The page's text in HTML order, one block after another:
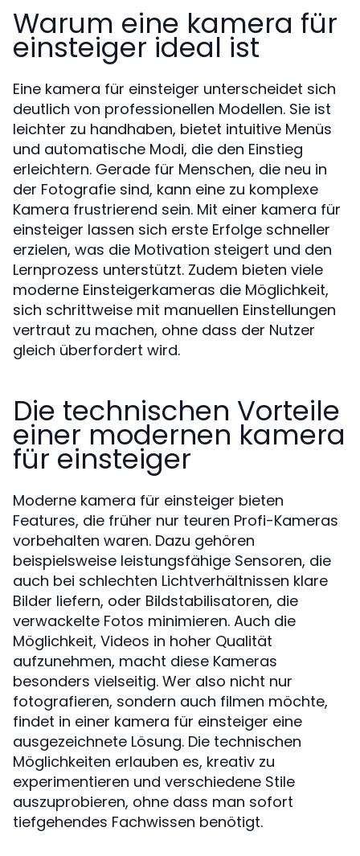
Warum eine kamera für
einsteiger ideal ist
Eine kamera für einsteiger unterscheidet sich
deutlich von professionellen Modellen. Sie ist
leichter zu handhaben, bietet intuitive Menüs
und automatische Modi, die den Einstieg
erleichtern. Gerade für Menschen, die neu in
der Fotografie sind, kann eine zu komplexe
Kamera frustrierend sein. Mit einer kamera für
einsteiger lassen sich erste Erfolge schneller
erzielen, was die Motivation steigert und den
Lernprozess unterstützt. Zudem bieten viele
moderne Einsteigerkameras die Möglichkeit,
sich schrittweise mit manuellen Einstellungen
vertraut zu machen, ohne dass der Nutzer
gleich überfordert wird.
Die technischen Vorteile
einer modernen kamera
für einsteiger
Moderne kamera für einsteiger bieten
Features, die früher nur teuren Profi-Kameras
vorbehalten waren. Dazu gehören
beispielsweise leistungsfähige Sensoren, die
auch bei schlechten Lichtverhältnissen klare
Bilder liefern, oder Bildstabilisatoren, die
verwackelte Fotos minimieren. Auch die
Möglichkeit, Videos in hoher Qualität
aufzunehmen, macht diese Kameras
besonders vielseitig. Wer also nicht nur
fotografieren, sondern auch filmen möchte,
findet in einer kamera für einsteiger eine
ausgezeichnete Lösung. Die technischen
Möglichkeiten erlauben es, kreativ zu
experimentieren und verschiedene Stile
auszuprobieren, ohne dass man sofort
tiefgehendes Fachwissen benötigt.